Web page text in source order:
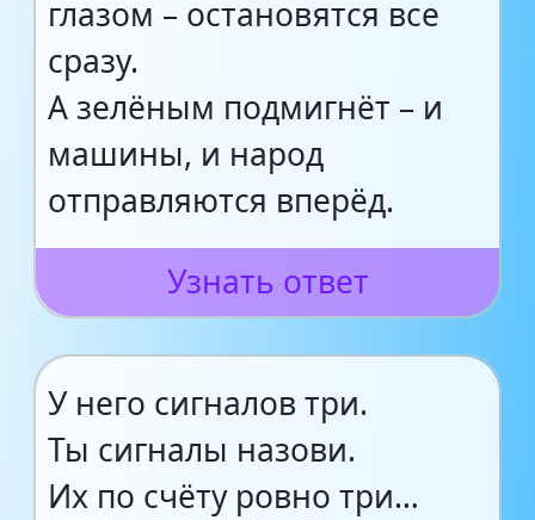
глазом – остановятся все
сразу.
А зелёным подмигнёт – и
машины, и народ
отправляются вперёд.
Узнать ответ
У него сигналов три.
Ты сигналы назови.
Их по счёту ровно три…